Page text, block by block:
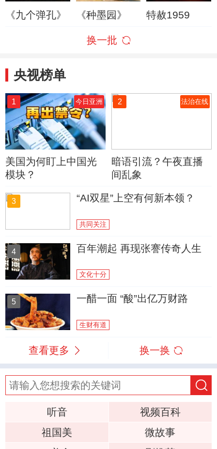
《九个弹孔》 《种墨园》 特赦1959
换一批
央视榜单
1 今日亚洲
美国为何盯上中国光
模块？
2 法治在线
暗语引流？午夜直播
间乱象
3 “AI双星”上空有何新本领？
共同关注
4 百年潮起 再现张謇传奇人生
文化十分
5 一醋一面 “酸”出亿万财路
生财有道
查看更多 换一换
听音
视频百科
祖国美
微故事